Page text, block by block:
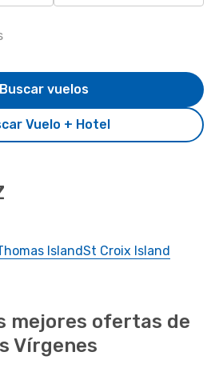
Vuelo + Hotel
Buscar vuelos
IslandSt Croix Island
mejores ofertas de
Vírgenes